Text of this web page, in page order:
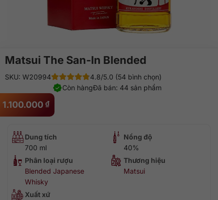
Matsui The San-In Blended
1.100.000 ₫
SKU: W20994
4.8/5.0 (54 bình chọn)
Đã bán: 44 sản phẩm
Còn hàng
Dung tích
700 ml
Nồng độ
40%
Phân loại rượu
Blended Japanese
Whisky
Thương hiệu
Matsui
Xuất xứ